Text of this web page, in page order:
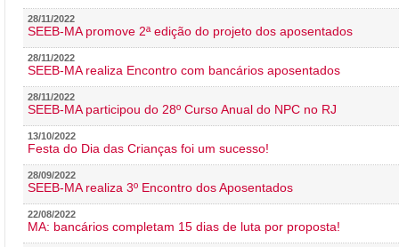
28/11/2022
SEEB-MA promove 2ª edição do projeto dos aposentados
28/11/2022
SEEB-MA realiza Encontro com bancários aposentados
28/11/2022
SEEB-MA participou do 28º Curso Anual do NPC no RJ
13/10/2022
Festa do Dia das Crianças foi um sucesso!
28/09/2022
SEEB-MA realiza 3º Encontro dos Aposentados
22/08/2022
MA: bancários completam 15 dias de luta por proposta!